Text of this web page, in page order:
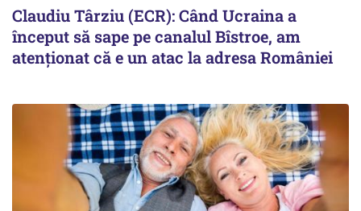
Claudiu Târziu (ECR): Când Ucraina a
început să sape pe canalul Bîstroe, am
atenționat că e un atac la adresa României